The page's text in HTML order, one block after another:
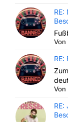
RE:
Von
RE:
Von